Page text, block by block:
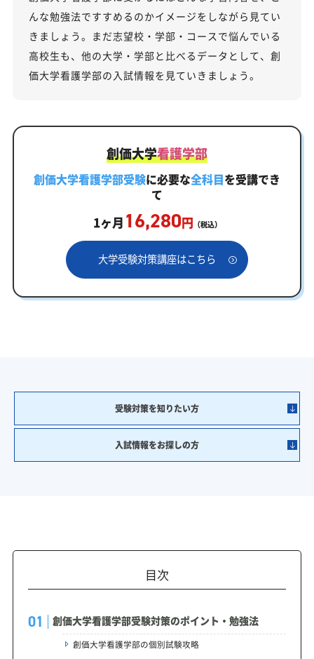
んな勉強法ですすめるのかイメージをしながら見てい
きましょう。まだ志望校・学部・コースで悩んでいる
高校生も、他の大学・学部と比べるデータとして、創
価大学看護学部の入試情報を見ていきましょう。
創価大学看護学部
創価大学看護学部受験に必要な全科目を受講でき
て
1ヶ月 16,280円 （税込）
大学受験対策講座はこちら
受験対策を知りたい方
入試情報をお探しの方
目次
創価大学看護学部受験対策のポイント・勉強法
創価大学看護学部の個別試験攻略